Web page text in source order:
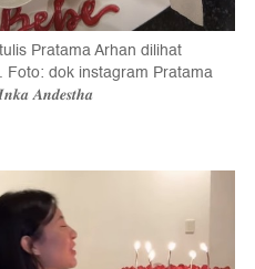
Pratama Arhan dilihat
dok instagram Pratama
𝑨𝒏𝒅𝒆𝒔𝒕𝒉𝒂